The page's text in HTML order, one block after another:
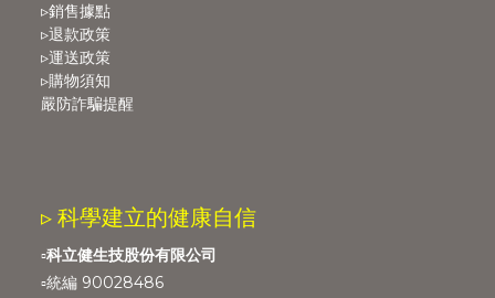
▹銷售據點
▹退款政策
▹運送政策
▹購物須知
嚴防詐騙提醒
▹ 科學建立的健康自信
▫️科立健生技股份有限公司
▫️統編 90028486